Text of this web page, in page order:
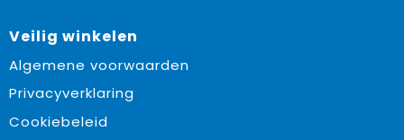
Veilig winkelen
Algemene voorwaarden
Privacyverklaring
Cookiebeleid